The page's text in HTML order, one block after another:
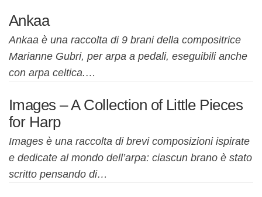
Ankaa
Ankaa è una raccolta di 9 brani della compositrice
Marianne Gubri, per arpa a pedali, eseguibili anche
con arpa celtica.…
Images – A Collection of Little Pieces
for Harp
Images è una raccolta di brevi composizioni ispirate
e dedicate al mondo dell’arpa: ciascun brano è stato
scritto pensando di…